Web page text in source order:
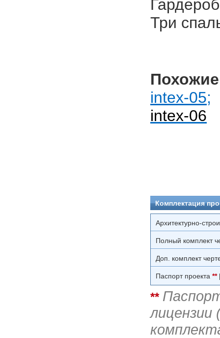
Три
intex-05;
intex-06
Комплектация
Архитектурно-
Полный комплект
Доп. комплект
Паспорт проекта **
**
лицензии